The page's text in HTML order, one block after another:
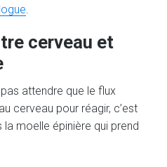
.
cerveau et
attendre que le flux
cerveau pour réagir, c’est
moelle épinière qui prend